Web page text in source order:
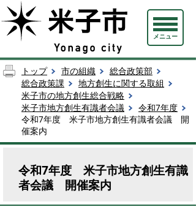
メニュー
トップ 市の組織
総合政策部
総合政策課
地方創生に関する取組
米子市の地方創生総合戦略
米子市地方創生有識者会議
令和7年度
令和7年度 米子市地方創生有識者会議 開
催案内
令和7年度 米子市地方創生有識
者会議 開催案内